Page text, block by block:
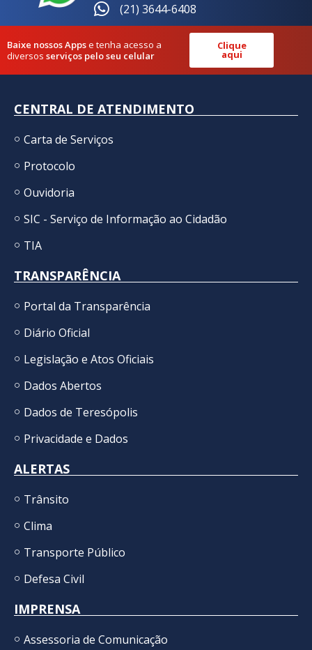
(21) 3644-6408
Baixe nossos Appse tenha acesso a
diversos serviços pelo seu celular
Clique
aqui
CENTRAL DE ATENDIMENTO
Carta de Serviços
Protocolo
Ouvidoria
SIC - Serviço de Informação ao Cidadão
TIA
TRANSPARÊNCIA
Portal da Transparência
Diário Oficial
Legislação e Atos Oficiais
Dados Abertos
Dados de Teresópolis
Privacidade e Dados
ALERTAS
Trânsito
Clima
Transporte Público
Defesa Civil
IMPRENSA
Assessoria de Comunicação